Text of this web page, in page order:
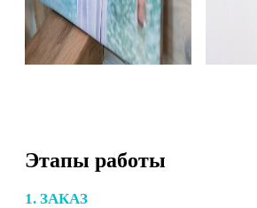
Этапы работы
1. ЗАКАЗ